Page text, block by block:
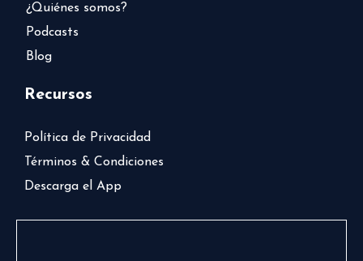
¿Quiénes somos?
Podcasts
Blog
Recursos
Política de Privacidad
Términos & Condiciones
Descarga el App